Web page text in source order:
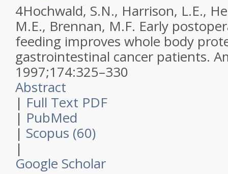
4Hochwald, S.N., Harrison, L.E.,
M.E., Brennan, M.F. Early
feeding improves whole body
gastrointestinal cancer patients.
1997;174:325–330
Abstract
| Full Text PDF
| PubMed
| Scopus (60)
|
Google Scholar